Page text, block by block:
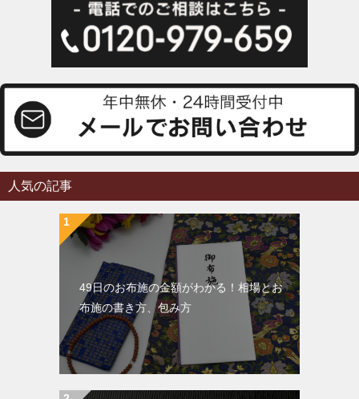
人気の記事
49日のお布施の金額がわかる！相場とお
布施の書き方、包み方